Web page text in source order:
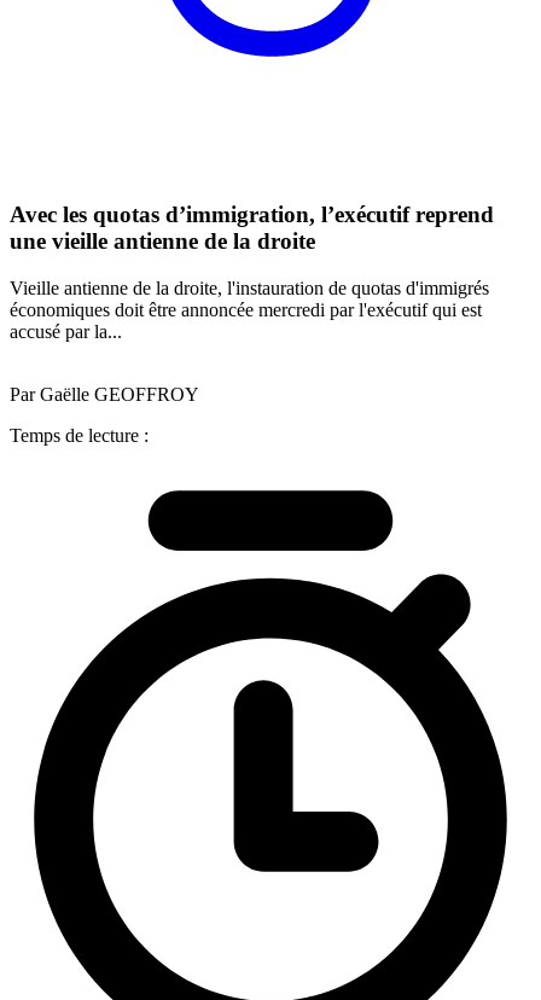
Avec les quotas d’immigration, l’exécutif reprend
une vieille antienne de la droite
Vieille antienne de la droite, l'instauration de quotas d'immigrés
économiques doit être annoncée mercredi par l'exécutif qui est
accusé par la...
Par Gaëlle GEOFFROY
Temps de lecture :